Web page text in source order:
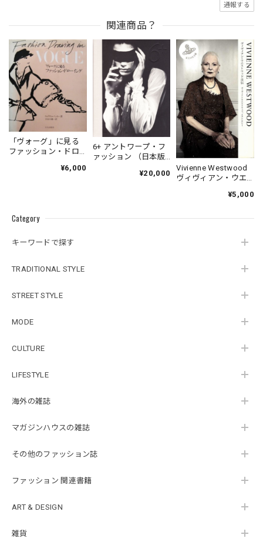
Category
キーワードで探す
TRADITIONAL STYLE
STREET STYLE
MODE
CULTURE
LIFESTYLE
海外の雑誌
マガジンハウスの雑誌
その他のファッション誌
ファッション 関連書籍
ART & DESIGN
雑貨
通報する
関連商品？
「ヴォーグ」に見る
ファッション・ドロ
¥6,000
6+ アントワープ・フ
ァッション （日本版
¥20,000
Vivienne Westwood
ヴィヴィアン・ウエ
¥5,000